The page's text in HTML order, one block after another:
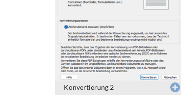
Konvertierung 2